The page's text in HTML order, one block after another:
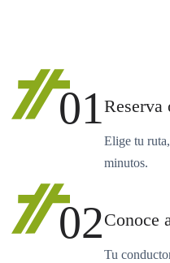
01Reserva
Elige tu
minutos.
02Conoce
Tu